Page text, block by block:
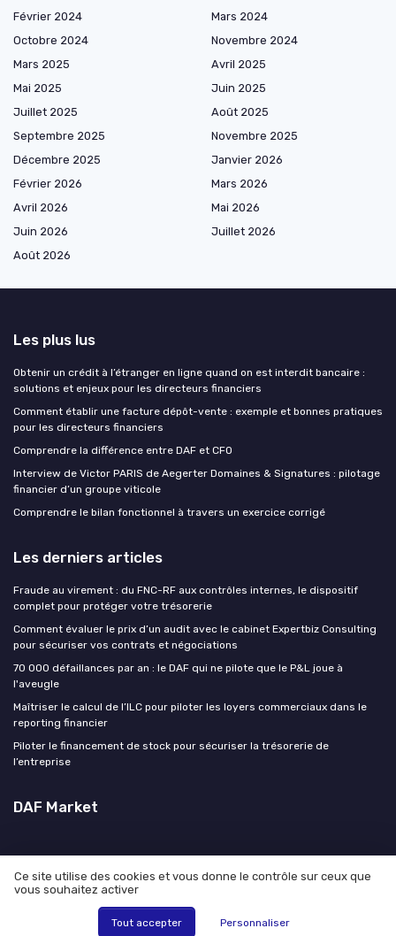
Février 2024
Mars 2024
Octobre 2024
Novembre 2024
Mars 2025
Avril 2025
Mai 2025
Juin 2025
Juillet 2025
Août 2025
Septembre 2025
Novembre 2025
Décembre 2025
Janvier 2026
Février 2026
Mars 2026
Avril 2026
Mai 2026
Juin 2026
Juillet 2026
Août 2026
Les plus lus
Obtenir un crédit à l’étranger en ligne quand on est interdit bancaire :
solutions et enjeux pour les directeurs financiers
Comment établir une facture dépôt-vente : exemple et bonnes pratiques
pour les directeurs financiers
Comprendre la différence entre DAF et CFO
Interview de Victor PARIS de Aegerter Domaines & Signatures : pilotage
financier d’un groupe viticole
Comprendre le bilan fonctionnel à travers un exercice corrigé
Les derniers articles
Fraude au virement : du FNC-RF aux contrôles internes, le dispositif
complet pour protéger votre trésorerie
Comment évaluer le prix d’un audit avec le cabinet Expertbiz Consulting
pour sécuriser vos contrats et négociations
70 000 défaillances par an : le DAF qui ne pilote que le P&L joue à
l'aveugle
Maîtriser le calcul de l’ILC pour piloter les loyers commerciaux dans le
reporting financier
Piloter le financement de stock pour sécuriser la trésorerie de
l’entreprise
DAF Market
Mentions légales
© DAF Market 2026
Ce site utilise des cookies et vous donne le contrôle sur ceux que
vous souhaitez activer
Tout accepter Personnaliser